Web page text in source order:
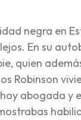
negra en
En su
quien
Robinson
abogada y